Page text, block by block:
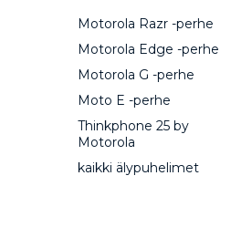
Motorola Razr -perhe
Motorola Edge -perhe
Motorola G -perhe
Moto E -perhe
Thinkphone 25 by
Motorola
kaikki älypuhelimet